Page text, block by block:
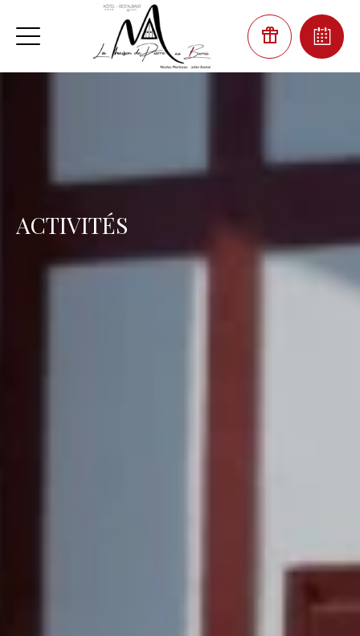
ACTIVITÉS